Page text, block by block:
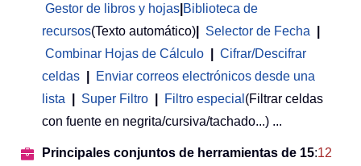
Gestor de libros y hojas Biblioteca de
recursos(Texto automático) Selector de Fecha
Combinar Hojas de Cálculo
Cifrar/Descifrar
celdas
Enviar correos electrónicos desde una
lista
Super Filtro Filtro especial (Filtrar celdas
con fuente en negrita/cursiva/tachado...) ...
Principales conjuntos de herramientas de 15:12